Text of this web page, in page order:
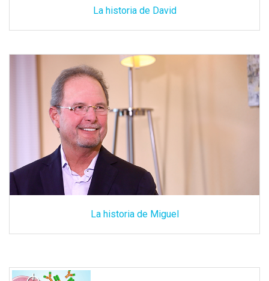
La historia de David
La historia de Miguel